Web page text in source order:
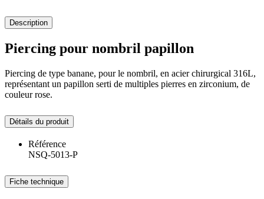
Description
Piercing pour nombril papillon
Piercing de type banane, pour le nombril, en acier chirurgical 316L,
représentant un papillon serti de multiples pierres en zirconium, de
couleur rose.
Détails du produit
Référence
NSQ-5013-P
Fiche technique